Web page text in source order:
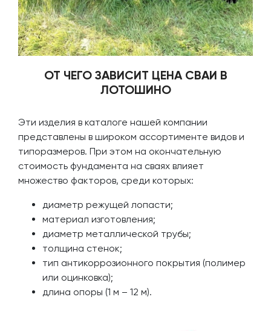
ОТ ЧЕГО ЗАВИСИТ ЦЕНА СВАИ В
ЛОТОШИНО
Эти изделия в каталоге нашей компании
представлены в широком ассортименте видов и
типоразмеров. При этом на окончательную
стоимость фундамента на сваях влияет
множество факторов, среди которых:
диаметр режущей лопасти;
материал изготовления;
диаметр металлической трубы;
толщина стенок;
тип антикоррозионного покрытия (полимер
или оцинковка);
длина опоры (1 м – 12 м).